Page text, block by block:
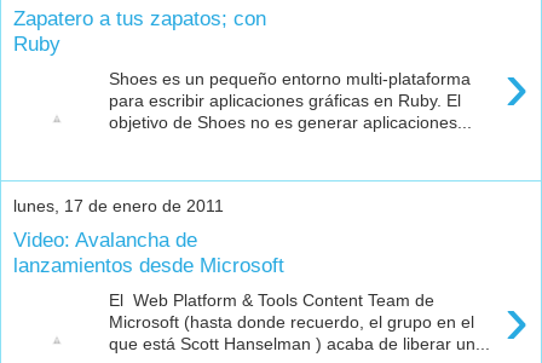
Zapatero a tus zapatos; con
Ruby
›
Shoes es un pequeño entorno multi-plataforma
para escribir aplicaciones gráficas en Ruby. El
objetivo de Shoes no es generar aplicaciones...
lunes, 17 de enero de 2011
Video: Avalancha de
lanzamientos desde Microsoft
›
El Web Platform & Tools Content Team de
Microsoft (hasta donde recuerdo, el grupo en el
que está Scott Hanselman ) acaba de liberar un...